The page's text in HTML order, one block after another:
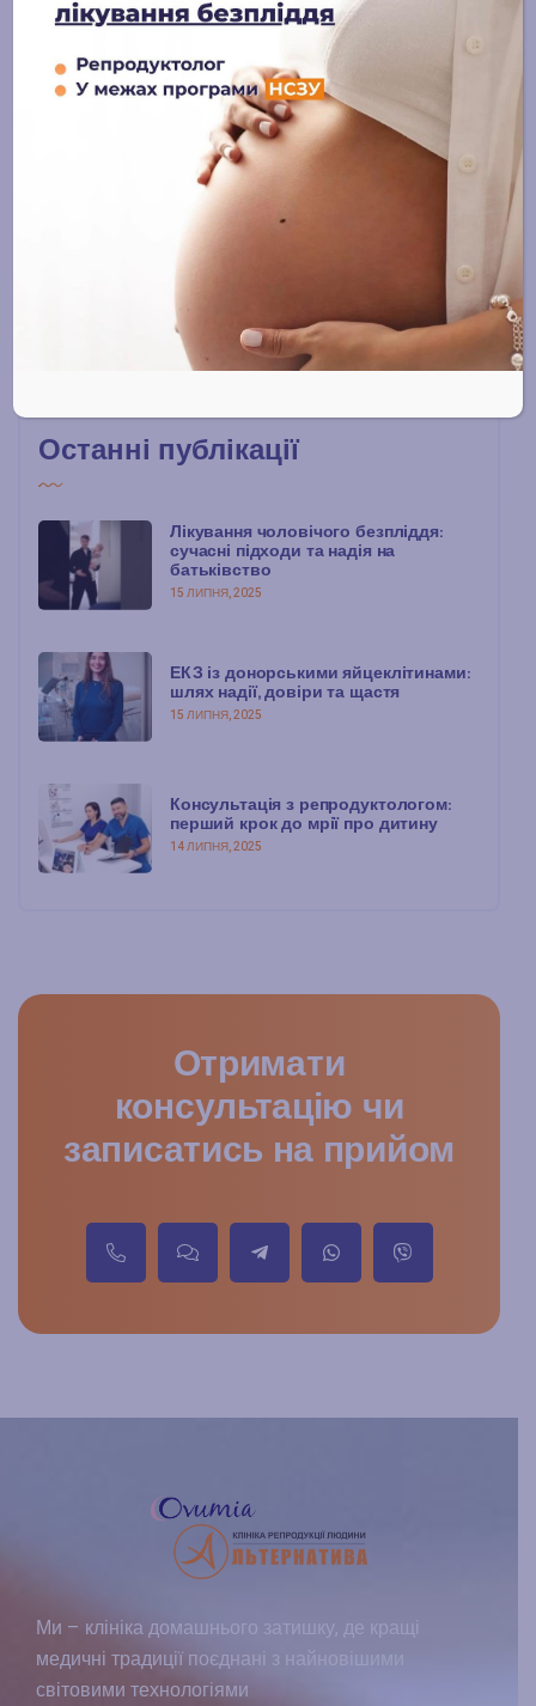
Ведення вагітності
Естетична гінекологія
Онлайн-журнал
Останні публікації
Лікування чоловічого безпліддя:
сучасні підходи та надія на
батьківство
15 ЛИПНЯ, 2025
ЕКЗ із донорськими яйцеклітинами:
шлях надії, довіри та щастя
15 ЛИПНЯ, 2025
Консультація з репродуктологом:
перший крок до мрії про дитину
14 ЛИПНЯ, 2025
Отримати
консультацію чи
записатись на прийом
Ми – клініка домашнього затишку, де кращі
медичні традиції поєднані з найновішими
світовими технологіями